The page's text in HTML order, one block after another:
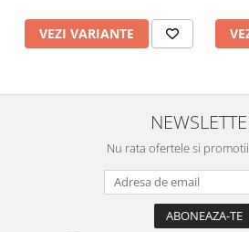
VEZI VARIANTE
Nu rata ofertele si